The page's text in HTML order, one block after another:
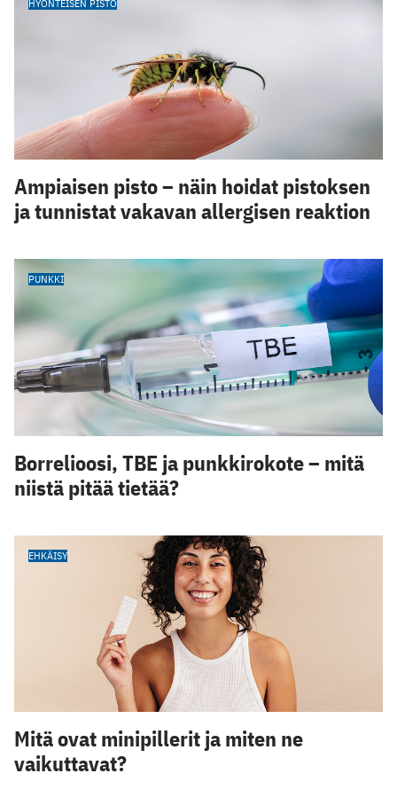
HYÖNTEISEN PISTO
Ampiaisen pisto – näin hoidat pistoksen
ja tunnistat vakavan allergisen reaktion
PUNKKI
Borrelioosi, TBE ja punkkirokote – mitä
niistä pitää tietää?
EHKÄISY
Mitä ovat minipillerit ja miten ne
vaikuttavat?